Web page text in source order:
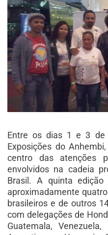
Entre os dias 1 e 3 de
Exposições do
centro das atenções
envolvidos na cadeia
Brasil. A quinta edição
aproximadamente
brasileiros e de outros
com delegações de
Guatemala, Venezuela,